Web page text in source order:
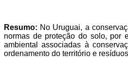
Resumo: No Uruguai, a
normas de proteção do solo, por
ambientalassociadas à
ordenamento do território e resíduos